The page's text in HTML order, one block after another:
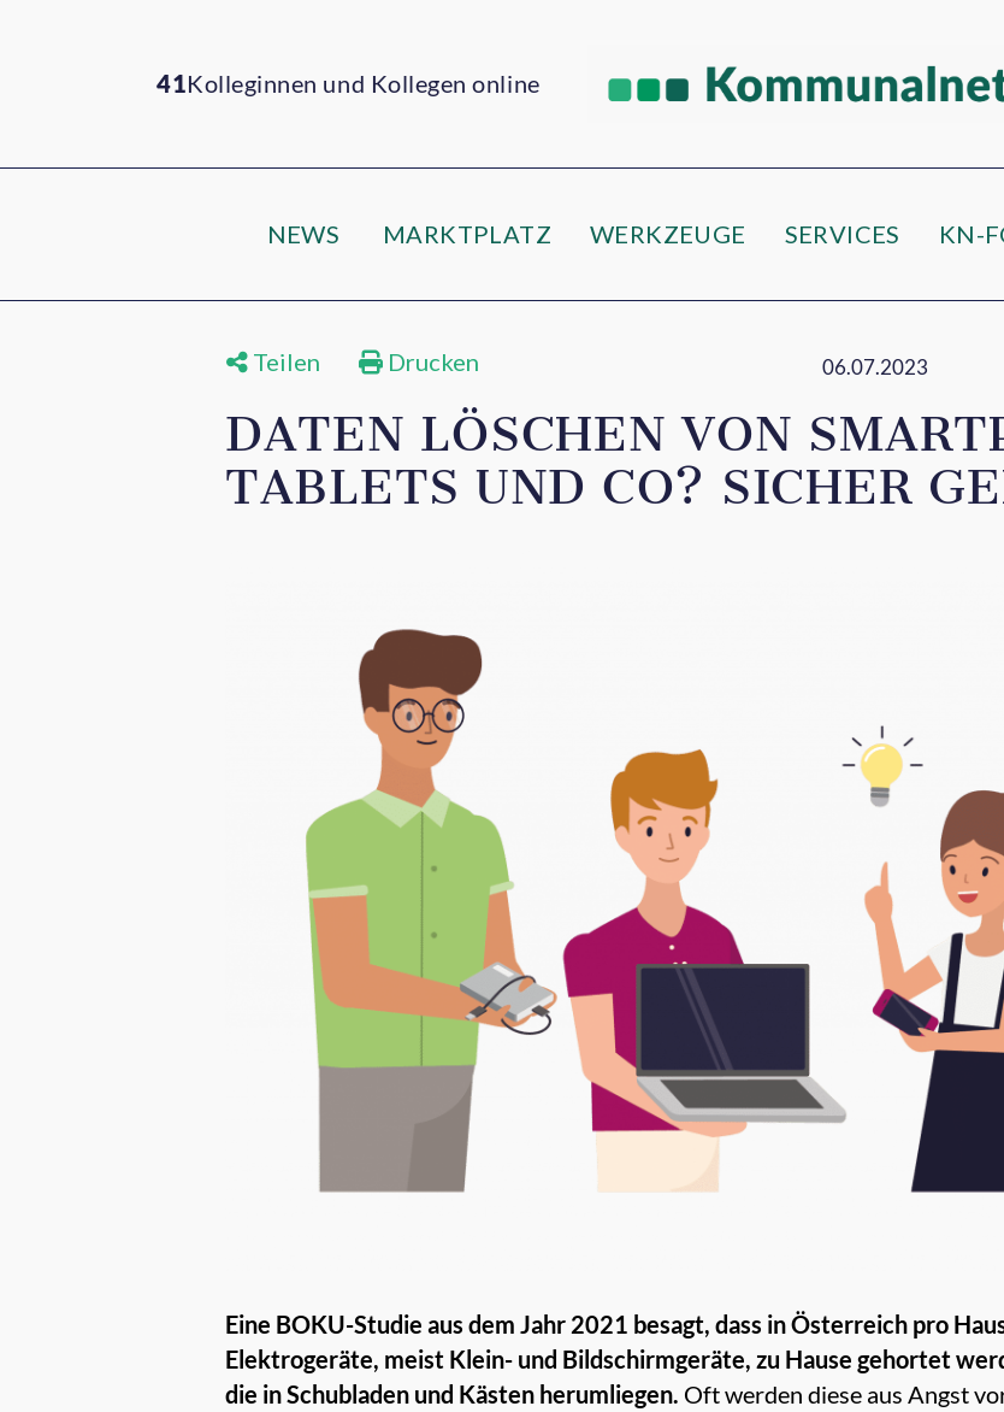
41Kolleginnen und Kollegen online
NEWS MARKTPLATZ WERKZEUGE SERVICES KN-
Teilen Drucken 06.07.2023
DATEN LÖSCHEN VON
TABLETS UND CO? SICHER
Eine BOKU-Studie aus dem Jahr 2021 besagt, dass in Österreich pro
Elektrogeräte, meist Klein- und Bildschirmgeräte, zu Hause gehortet
die in Schubladen und Kästen herumliegen. Oft werden diese aus Angst